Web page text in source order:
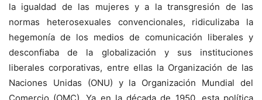
la igualdad de las mujeres y a la transgresión de las
normas heterosexuales convencionales, ridiculizaba la
hegemonía de los medios de comunicación liberales y
desconfiaba de la globalización y sus instituciones
liberales corporativas, entre ellas la Organización de las
Naciones Unidas (ONU) y la Organización Mundial del